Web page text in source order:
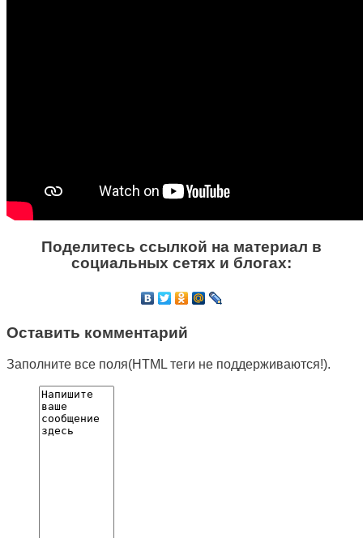
Поделитесь ссылкой на материал в
социальных сетях и блогах:
Оставить комментарий
Заполните все поля(HTML теги не поддерживаются!).